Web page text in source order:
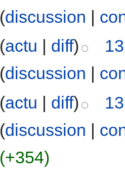
(discussion |
(actu diff)
(discussion
(actu | diff)
(discussion |
(+354)